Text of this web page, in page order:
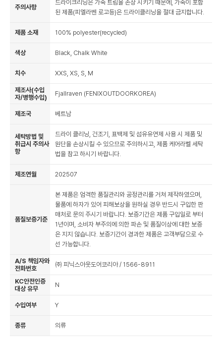
주의사항
드라이크리닝은 가죽 트림을 손상 시키기 때문에, 가죽이 포함
된 제품(피엘라벤 로고등)은 드라이클리닝을 절대 금지합니다.
제품 소재 100% polyester(recycled)
색상 Black, Chalk White
치수 XXS, XS, S, M
제조사(수입
자/병행수입)
Fjallraven (FENIXOUTDOORKOREA)
제조국 베트남
세탁방법 및
취급시 주의사
항
드라이 클리닝, 건조기, 표백제 및 섬유유연제 사용 시 제품 및
원단을 손상시킬 수 있으므로 주의하시고, 제품 케어라벨 세탁
법을 참고 하시기 바랍니다.
제조연월 202507
품질보증기준
본 제품은 엄격한 품질관리와 공정관리를 거쳐 제작하였으며,
물품에 하자가 있어 피해보상을 원하실 경우 반드시 구입한 판
매처로 문의 주시기 바랍니다. 보증기간은 제품 구입일로 부터
1년이며, 소비자 부주의에 의한 파손 및 품질이상에 대한 보증
은 지지 않습니다. 보증기간이 경과한 제품은 고객부담으로 수
선 가능합니다.
A/S 책임자와
전화번호
㈜ 피닉스아웃도어코리아 / 1566-8911
KC안전인증
대상 유무
N
수입여부 Y
종류 의류